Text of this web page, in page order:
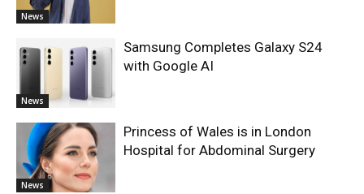
News
News
Samsung Completes Galaxy S24
with Google AI
News
Princess of Wales is in London
Hospital for Abdominal Surgery